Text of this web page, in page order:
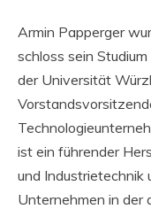
Armin Papperger
schloss sein
der Universität
ist ein führender
und Industrietechnik
Unternehmen in der